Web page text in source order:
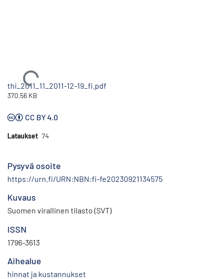
Ladataan...
thi_2011_11_2011-12-19_fi.pdf
370.56 KB
CC BY 4.0
Lataukset 74
Pysyvä osoite
https://urn.fi/URN:NBN:fi-fe20230921134575
Kuvaus
Suomen virallinen tilasto (SVT)
ISSN
1796-3613
Aihealue
hinnat ja kustannukset